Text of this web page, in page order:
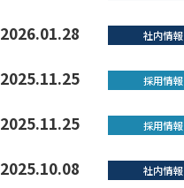
2026.01.28 社内情報
2025.11.25 採用情報
2025.11.25 採用情報
2025.10.08 社内情報